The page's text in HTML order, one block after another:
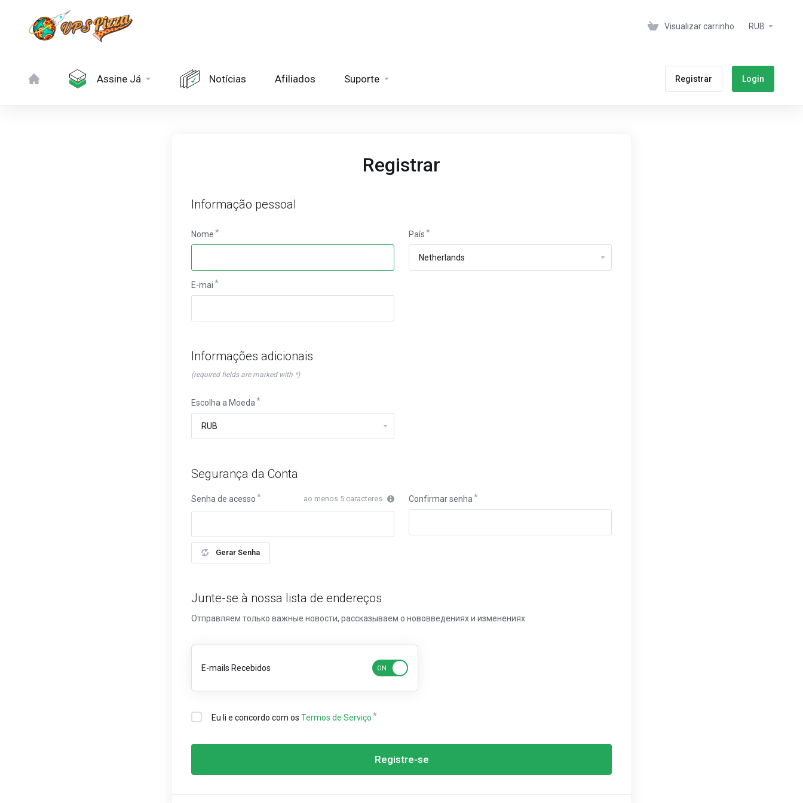
Visualizar carrinho RUB
Assine Já Notícias Afiliados Suporte Registrar Login
Registrar
Informação pessoal
Nome País
E-mai
Informações adicionais
(required fields are marked with *)
Escolha a Moeda
Segurança da Conta
Senha de acesso ao menos 5 caracteres
Gerar Senha
Confirmar senha
Junte-se à nossa lista de endereços
Отправляем только важные новости, рассказываем о нововведениях и изменениях.
E-mails Recebidos
Eu li e concordo com os Termos de Serviço
Registre-se